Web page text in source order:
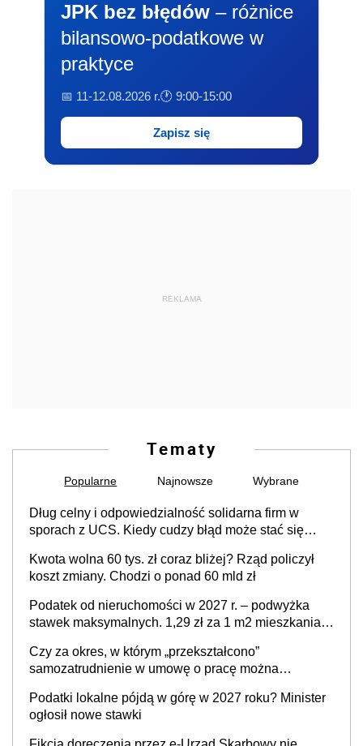
JPK bez błędów – różnice
bilansowo-podatkowe w
praktyce
📅 11-12.08.2026 r.🕐 9:00-15:00
Zapisz się
REKLAMA
Tematy
Popularne Najnowsze Wybrane
Dług celny i odpowiedzialność solidarna firm w
sporach z UCS. Kiedy cudzy błąd może stać się
Kwota wolna 60 tys. zł coraz bliżej? Rząd policzył
koszt zmiany. Chodzi o ponad 60 mld zł
Podatek od nieruchomości w 2027 r. – podwyżka
stawek maksymalnych. 1,29 zł za 1 m2 mieszkania,
prowadzeniem działalności gospodarczej
Czy za okres, w którym „przekształcono”
samozatrudnienie w umowę o pracę można
cywilnoprawnej jedynym racjonalnym wyjściem
Podatki lokalne pójdą w górę w 2027 roku? Minister
ogłosił nowe stawki